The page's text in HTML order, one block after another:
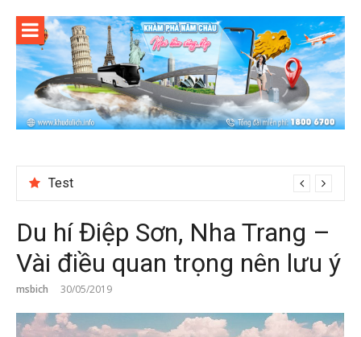
content
Test
Du hí Điệp Sơn, Nha Trang –
Vài điều quan trọng nên lưu ý
msbich 30/05/2019